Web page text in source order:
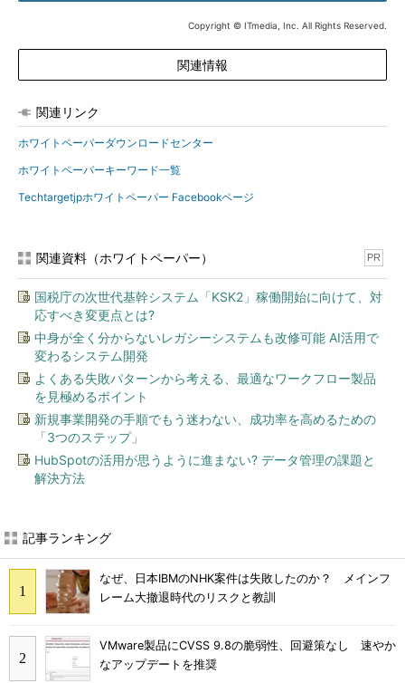
Copyright © ITmedia, Inc. All Rights Reserved.
関連情報
関連リンク
ホワイトペーパーダウンロードセンター
ホワイトペーパーキーワード一覧
Techtargetjpホワイトペーパー Facebookページ
関連資料（ホワイトペーパー） PR
国税庁の次世代基幹システム「KSK2」稼働開始に向けて、対
応すべき変更点とは?
中身が全く分からないレガシーシステムも改修可能 AI活用で
変わるシステム開発
よくある失敗パターンから考える、最適なワークフロー製品
を見極めるポイント
新規事業開発の手順でもう迷わない、成功率を高めるための
「3つのステップ」
HubSpotの活用が思うように進まない? データ管理の課題と
解決方法
記事ランキング
なぜ、日本IBMのNHK案件は失敗したのか？ メインフ
レーム大撤退時代のリスクと教訓
VMware製品にCVSS 9.8の脆弱性、回避策なし 速やか
なアップデートを推奨